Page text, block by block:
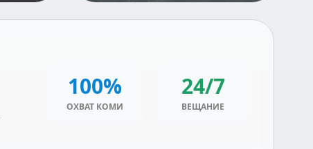
100%
ОХВАТ КОМИ
24/7
ВЕЩАНИЕ